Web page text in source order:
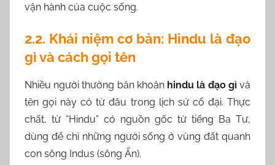
vận hành của cuộc sống.
2.2. Khái niệm cơ bản: Hindu là đạo
gì và cách gọi tên
Nhiều người thường băn khoăn hindu là đạo gìvà
tên gọi này có từ đâu trong lịch sử cổ đại. Thực
chất, từ “Hindu” có nguồn gốc từ tiếng Ba Tư,
dùng để chỉ những người sống ở vùng đất quanh
con sông Indus (sông Ấn).